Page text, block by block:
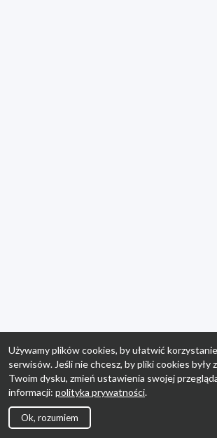
Używamy plików cookies, by ułatwić
serwisów. Jeśli nie chcesz, by pliki cookies były
Twoim dysku, zmień ustawienia swojej
informacji: polityka prywatności.
Ok, rozumiem